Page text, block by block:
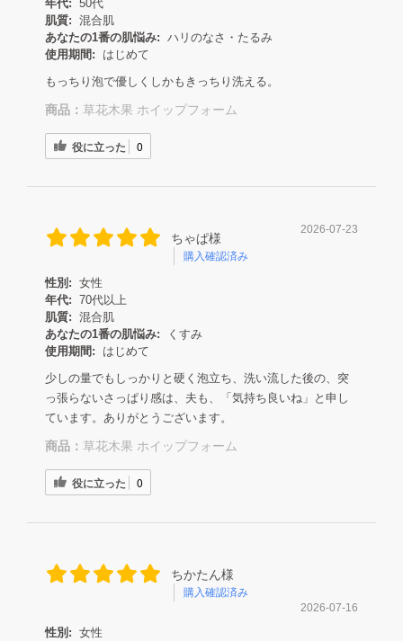
年代: 50代
肌質: 混合肌
あなたの1番の肌悩み: ハリのなさ・たるみ
使用期間:
はじめて
もっちり泡で優しくしかもきっちり洗える。
商品： 草花木果 ホイップフォーム
役に立った 0
ちゃぱ様
購入確認済み
2026-07-23
性別: 女性
年代: 70代以上
肌質: 混合肌
あなたの1番の肌悩み:
くすみ
使用期間:
はじめて
少しの量でもしっかりと硬く泡立ち、洗い流した後の、突
っ張らないさっぱり感は、夫も、「気持ち良いね」と申し
ています。ありがとうございます。
商品： 草花木果 ホイップフォーム
役に立った 0
ちかたん様
購入確認済み
2026-07-16
性別: 女性